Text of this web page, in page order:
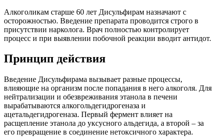
Алкоголикам старше 60 лет Дисульфирам назначают с
осторожностью. Введение препарата проводится строго в
присутствии нарколога. Врач полностью контролирует
процесс и при выявлении побочной реакции вводит антидот.
Принцип действия
Введение Дисульфирама вызывает разные процессы,
влияющие на организм после попадания в него алкоголя. Для
нейтрализации и обезвреживания этанола в печени
вырабатываются алкогольдегидрогеназа и
ацетальдегидрогеназа. Первый фермент влияет на
расщепление этанола до уксусного альдегида, а второй – за
его превращение в соединение нетоксичного характера.